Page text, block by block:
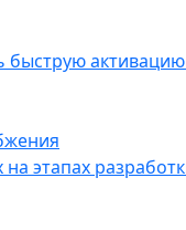
этапах